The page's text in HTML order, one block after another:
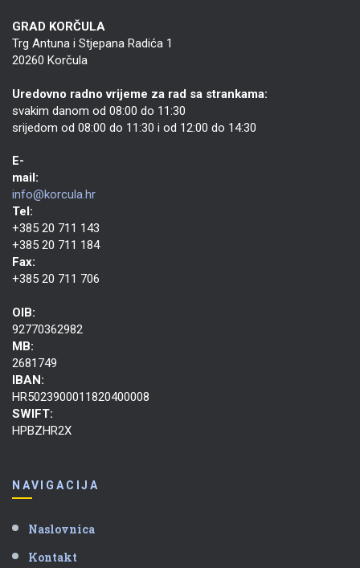
GRAD KORČULA
Trg Antuna i Stjepana Radića 1
20260 Korčula
Uredovno radno vrijeme za rad sa strankama:
svakim danom od 08:00 do 11:30
srijedom od 08:00 do 11:30 i od 12:00 do 14:30
E-
mail:
info@korcula.hr
Tel:
+385 20 711 143
+385 20 711 184
Fax:
+385 20 711 706
OIB:
92770362982
MB:
2681749
IBAN:
HR5023900011820400008
SWIFT:
HPBZHR2X
NAVIGACIJA
Naslovnica
Kontakt